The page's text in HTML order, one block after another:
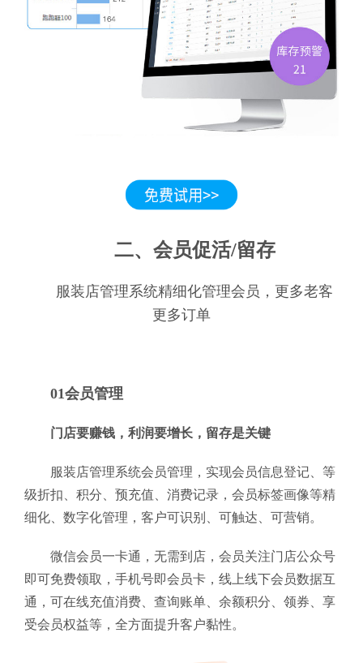
二、会员促活/留存
服装店管理系统精细化管理会员，更多老客
更多订单
01会员管理
门店要赚钱，利润要增长，留存是关键
服装店管理系统会员管理，实现会员信息登记、等
级折扣、积分、预充值、消费记录，会员标签画像等精
细化、数字化管理，客户可识别、可触达、可营销。
微信会员一卡通，无需到店，会员关注门店公众号
即可免费领取，手机号即会员卡，线上线下会员数据互
通，可在线充值消费、查询账单、余额积分、领券、享
受会员权益等，全方面提升客户黏性。